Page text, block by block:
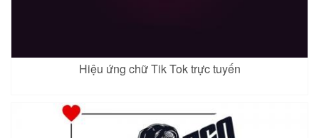
Hiệu ứng chữ Tik Tok trực tuyến